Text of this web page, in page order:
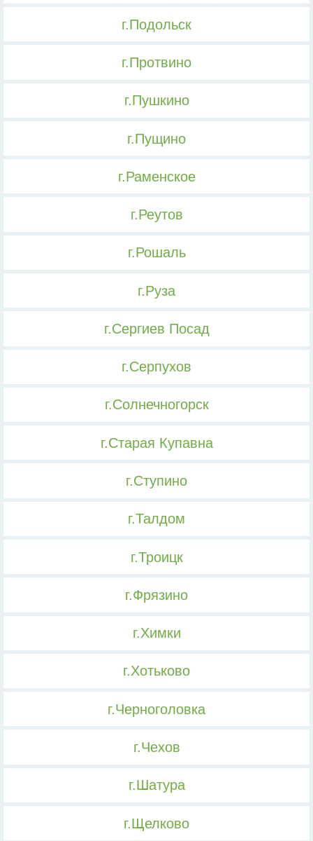
г.Подольск
г.Протвино
г.Пушкино
г.Пущино
г.Раменское
г.Реутов
г.Рошаль
г.Руза
г.Сергиев Посад
г.Серпухов
г.Солнечногорск
г.Старая Купавна
г.Ступино
г.Талдом
г.Троицк
г.Фрязино
г.Химки
г.Хотьково
г.Черноголовка
г.Чехов
г.Шатура
г.Щелково